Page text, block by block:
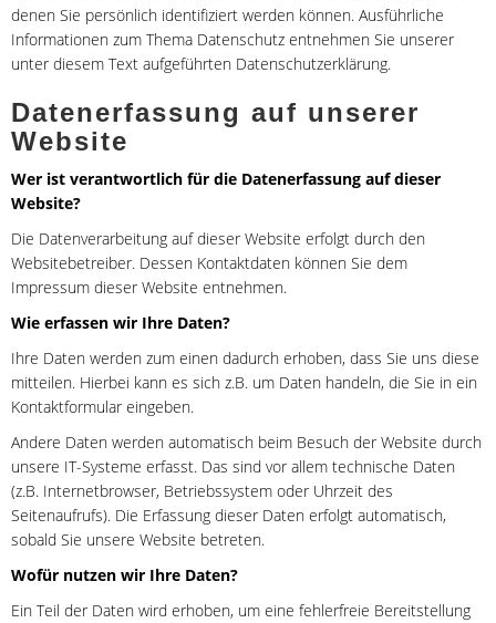
denen Sie persönlich identifiziert werden können. Ausführliche
Informationen zum Thema Datenschutz entnehmen Sie unserer
unter diesem Text aufgeführten Datenschutzerklärung.
Datenerfassung auf unserer
Website
Wer ist verantwortlich für die Datenerfassung auf dieser
Website?
Die Datenverarbeitung auf dieser Website erfolgt durch den
Websitebetreiber. Dessen Kontaktdaten können Sie dem
Impressum dieser Website entnehmen.
Wie erfassen wir Ihre Daten?
Ihre Daten werden zum einen dadurch erhoben, dass Sie uns diese
mitteilen. Hierbei kann es sich z.B. um Daten handeln, die Sie in ein
Kontaktformular eingeben.
Andere Daten werden automatisch beim Besuch der Website durch
unsere IT-Systeme erfasst. Das sind vor allem technische Daten
(z.B. Internetbrowser, Betriebssystem oder Uhrzeit des
Seitenaufrufs). Die Erfassung dieser Daten erfolgt automatisch,
sobald Sie unsere Website betreten.
Wofür nutzen wir Ihre Daten?
Ein Teil der Daten wird erhoben, um eine fehlerfreie Bereitstellung